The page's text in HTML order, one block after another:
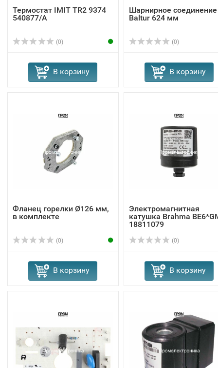
Термостат IMIT TR2 9374
540877/A
(0)
В корзину
Шарнирное соединение
Baltur 624 мм
(0)
В корзину
Фланец горелки Ø126 мм,
в комплекте
(0)
В корзину
Электромагнитная
катушка Brahma
18811079
(0)
В корзину